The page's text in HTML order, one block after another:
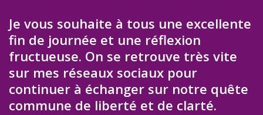
Je vous souhaite à tous une excellente
fin de journée et une réflexion
fructueuse. On se retrouve très vite
sur mes réseaux sociaux pour
continuer à échanger sur notre quête
commune de liberté et de clarté.